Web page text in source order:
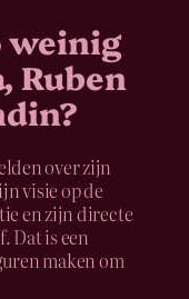
weinig
Ruben
over zijn
visie op de
en zijn directe
Dat is een
maken om